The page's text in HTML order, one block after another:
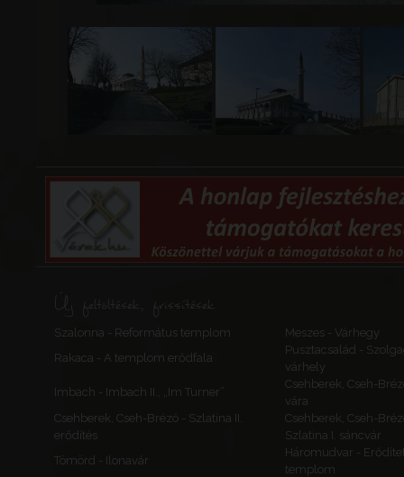
Új feltöltések, frissítések
Szalonna - Református templom
Meszes - Várhegy
Rakaca - A templom erődfala
Pusztacsalád -
várhely
Imbach - Imbach II., „Im Turner”
Csehberek, Cseh-
vára
Csehberek, Cseh-Brézó - Szlatina II.
erődítés
Csehberek, Cseh-
Szlatina I. sáncvár
Tömörd - Ilonavár
Háromudvar -
templom